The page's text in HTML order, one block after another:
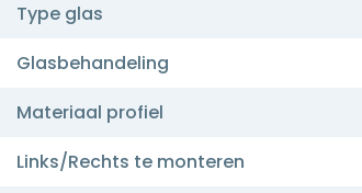
Type glas
Glasbehandeling
Materiaal profiel
Links/Rechts te monteren